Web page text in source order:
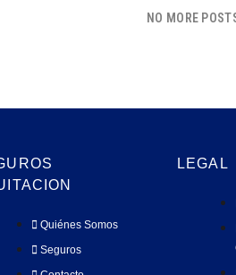
NO MORE
Quiénes Somos
Seguros
LEGAL